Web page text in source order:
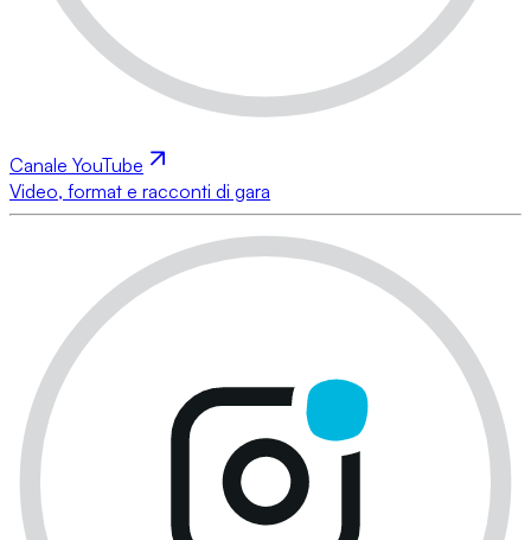
Canale YouTube
Video, format e racconti di gara